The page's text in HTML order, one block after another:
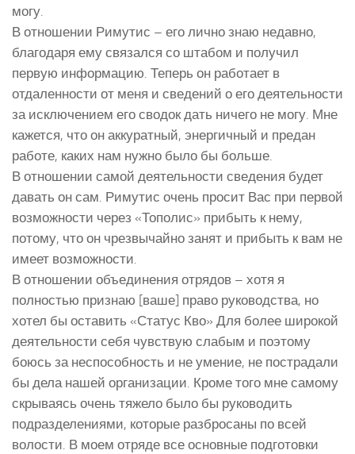
могу.
В отношении Римутис – его лично знаю недавно,
благодаря ему связался со штабом и получил
первую информацию. Теперь он работает в
отдаленности от меня и сведений о его деятельности
за исключением его сводок дать ничего не могу. Мне
кажется, что он аккуратный, энергичный и предан
работе, каких нам нужно было бы больше.
В отношении самой деятельности сведения будет
давать он сам. Римутис очень просит Вас при первой
возможности через «Тополис» прибыть к нему,
потому, что он чрезвычайно занят и прибыть к вам не
имеет возможности.
В отношении объединения отрядов – хотя я
полностью признаю [ваше] право руководства, но
хотел бы оставить «Статус Кво» Для более широкой
деятельности себя чувствую слабым и поэтому
боюсь за неспособность и не умение, не пострадали
бы дела нашей организации. Кроме того мне самому
скрываясь очень тяжело было бы руководить
подразделениями, которые разбросаны по всей
волости. В моем отряде все основные подготовки